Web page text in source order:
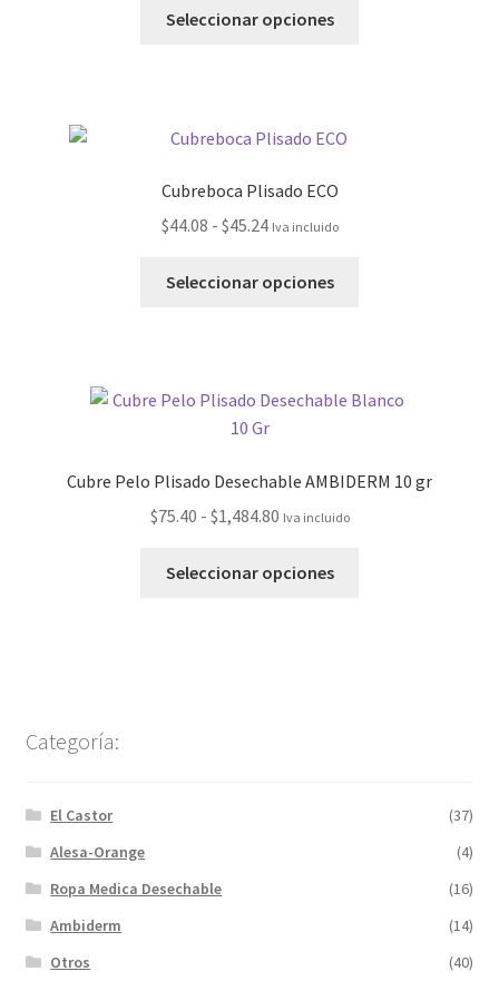
Seleccionar opciones
Cubreboca Plisado ECO
$44.08 - $45.24 Iva incluido
Seleccionar opciones
Cubre Pelo Plisado Desechable AMBIDERM 10 gr
$75.40 - $1,484.80 Iva incluido
Seleccionar opciones
Categoría:
El Castor
(37)
Alesa-Orange
(4)
Ropa Medica Desechable
(16)
Ambiderm
(14)
Otros
(40)